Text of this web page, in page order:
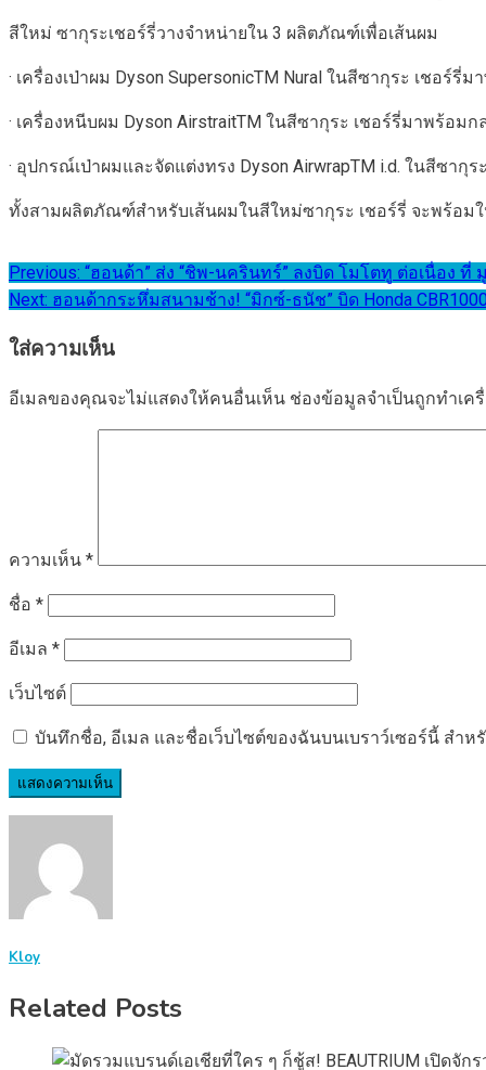
สีใหม่ ซากุระเชอร์รี่วางจำหน่ายใน 3 ผลิตภัณฑ์เพื่อเส้นผม
· เครื่องเป่าผม Dyson SupersonicTM Nural ในสีซากุระ เชอ
· เครื่องหนีบผม Dyson AirstraitTM ในสีซากุระ เชอร์รี่มาพร้อ
· อุปกรณ์เป่าผมและจัดแต่งทรง Dyson AirwrapTM i.d. ในสีซา
ทั้งสามผลิตภัณฑ์สำหรับเส้นผมในสีใหม่ซากุระ เชอร์รี่ จะพร้อม
แนะแนว
เรื่อง
Previous: “ฮอนด้า” ส่ง “ชิพ-นครินทร์” ลงบิด โมโตทู ต่อเนื่อง
Next: ฮอนด้ากระหึ่มสนามช้าง! “มิกซ์-ธนัช” บิด Honda
ใส่ความเห็น
อีเมลของคุณจะไม่แสดงให้คนอื่นเห็น ช่องข้อมูลจำเป็นถูกทำเค
ความเห็น *
ชื่อ *
อีเมล *
เว็บไซต์
บันทึกชื่อ, อีเมล และชื่อเว็บไซต์ของฉันบนเบราว์เซอร์นี้ สำห
Kloy
Related Posts